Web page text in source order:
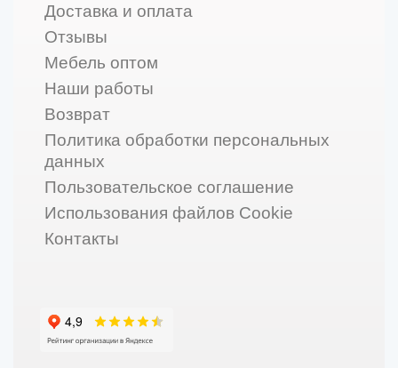
Доставка и оплата
Отзывы
Мебель оптом
Наши работы
Возврат
Политика обработки персональных
данных
Пользовательское соглашение
Использования файлов Cookie
Контакты